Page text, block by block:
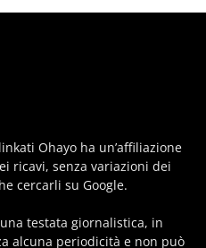
Ohayo ha un’affiliazione
ricavi, senza variazioni dei
cercarli su Google.
testata giornalistica, in
alcuna periodicità e non può